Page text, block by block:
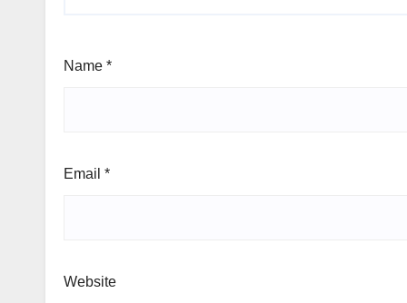
Name *
Email *
Website